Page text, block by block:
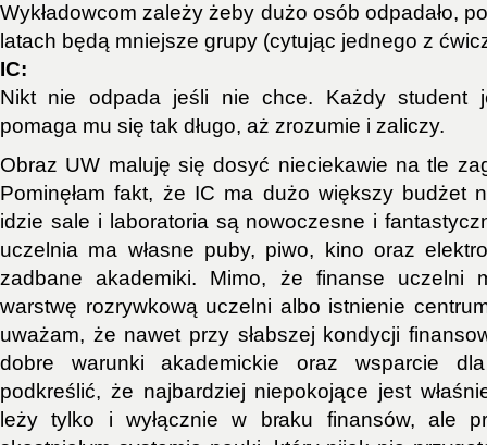
Wykładowcom zależy żeby dużo osób odpadało,
latach będą mniejsze grupy (cytując jednego z
IC:
Nikt nie odpada jeśli nie chce. Każdy student
pomaga mu się tak długo, aż zrozumie i zaliczy.
Obraz UW maluję się dosyć nieciekawie na tle
Pominęłam fakt, że IC ma dużo większy budżet
idzie sale i laboratoria są nowoczesne i
uczelnia ma własne puby, piwo, kino oraz
zadbane akademiki. Mimo, że finanse uczelni
warstwę rozrywkową uczelni albo istnienie
uważam, że nawet przy słabszej kondycji
dobre warunki akademickie oraz wsparcie
podkreślić, że najbardziej niepokojące jest
leży tylko i wyłącznie w braku finansów, ale